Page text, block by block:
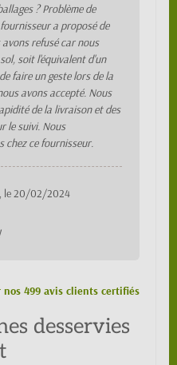
? Problème de
a proposé de
refusé car nous
soit l'équivalent d'un
faire un geste lors de la
avons accepté. Nous
de la livraison et des
le suivi. Nous
chez ce fournisseur.
, le20/02/2024
nos 499 avis clients certifiés
desservies